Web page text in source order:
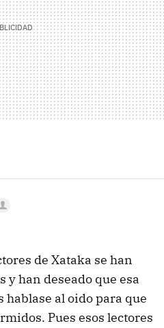
de Xataka se han
y han deseado que esa
hablase al oido para que
Pues esos lectores